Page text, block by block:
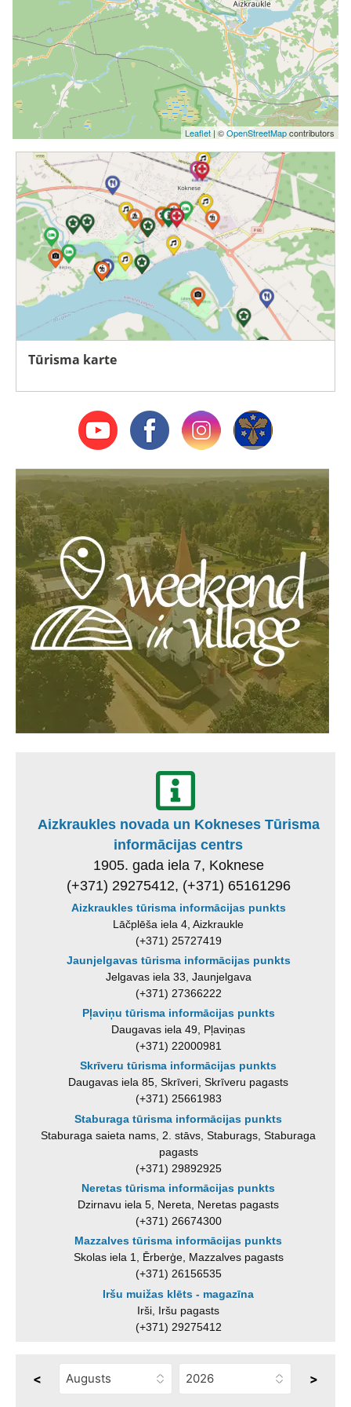
Leaflet| ©OpenStreetMapcontributors
Tūrisma karte
Aizkraukles novada un Kokneses Tūrisma
informācijas centrs
1905. gada iela 7, Koknese
(+371) 29275412, (+371) 65161296
Aizkraukles tūrisma informācijas punkts
Lāčplēša iela 4, Aizkraukle
(+371) 25727419
Jaunjelgavas tūrisma informācijas punkts
Jelgavas iela 33, Jaunjelgava
(+371) 27366222
Pļaviņu tūrisma informācijas punkts
Daugavas iela 49, Pļaviņas
(+371) 22000981
Skrīveru tūrisma informācijas punkts
Daugavas iela 85, Skrīveri, Skrīveru pagasts
(+371) 25661983
Staburaga tūrisma informācijas punkts
Staburaga saieta nams, 2. stāvs, Staburags, Staburaga
pagasts
(+371) 29892925
Neretas tūrisma informācijas punkts
Dzirnavu iela 5, Nereta, Neretas pagasts
(+371) 26674300
Mazzalves tūrisma informācijas punkts
Skolas iela 1, Ērberģe, Mazzalves pagasts
(+371) 26156535
Iršu muižas klēts - magazīna
Irši, Iršu pagasts
(+371) 29275412
< >